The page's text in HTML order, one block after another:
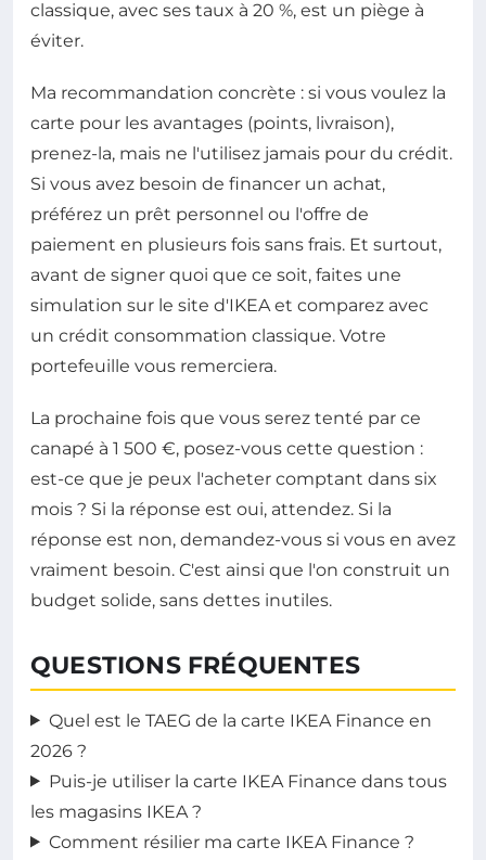
classique, avec ses taux à 20 %, est un piège à
éviter.
Ma recommandation concrète : si vous voulez la
carte pour les avantages (points, livraison),
prenez-la, mais ne l'utilisez jamais pour du crédit.
Si vous avez besoin de financer un achat,
préférez un prêt personnel ou l'offre de
paiement en plusieurs fois sans frais. Et surtout,
avant de signer quoi que ce soit, faites une
simulation sur le site d'IKEA et comparez avec
un crédit consommation classique. Votre
portefeuille vous remerciera.
La prochaine fois que vous serez tenté par ce
canapé à 1 500 €, posez-vous cette question :
est-ce que je peux l'acheter comptant dans six
mois ? Si la réponse est oui, attendez. Si la
réponse est non, demandez-vous si vous en avez
vraiment besoin. C'est ainsi que l'on construit un
budget solide, sans dettes inutiles.
QUESTIONS FRÉQUENTES
Quel est le TAEG de la carte IKEA Finance en
2026 ?
Puis-je utiliser la carte IKEA Finance dans tous
les magasins IKEA ?
Comment résilier ma carte IKEA Finance ?